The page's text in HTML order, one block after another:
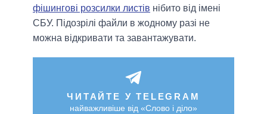
фішингові розсилки листів нібито від імені
СБУ. Підозрілі файли в жодному разі не
можна відкривати та завантажувати.
ЧИТАЙТЕ У TELEGRAM
найважливіше від «Слово і діло»